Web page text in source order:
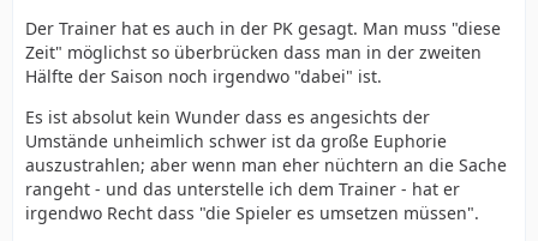
Der Trainer hat es auch in der PK gesagt. Man muss "diese
Zeit" möglichst so überbrücken dass man in der zweiten
Hälfte der Saison noch irgendwo "dabei" ist.
Es ist absolut kein Wunder dass es angesichts der
Umstände unheimlich schwer ist da große Euphorie
auszustrahlen; aber wenn man eher nüchtern an die Sache
rangeht - und das unterstelle ich dem Trainer - hat er
irgendwo Recht dass "die Spieler es umsetzen müssen".